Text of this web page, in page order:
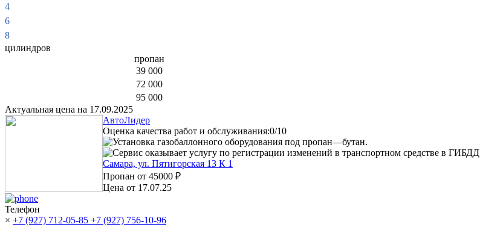
4
6
8
цилиндров
пропан
39 000
72 000
95 000
Актуальная цена на 17.09.2025
АвтоЛидер
Оценка качества работ и обслуживания:0/10
Установка газобаллонного оборудования под пропан—бутан.
Сервис оказывает услугу по регистрации изменений в транспортном средстве в ГИБДД
Самара, ул. Пятигорская 13 К 1
Пропан от 45000 ₽
Цена от 17.07.25
Телефон
× +7 (927) 712-05-85 +7 (927) 756-10-96